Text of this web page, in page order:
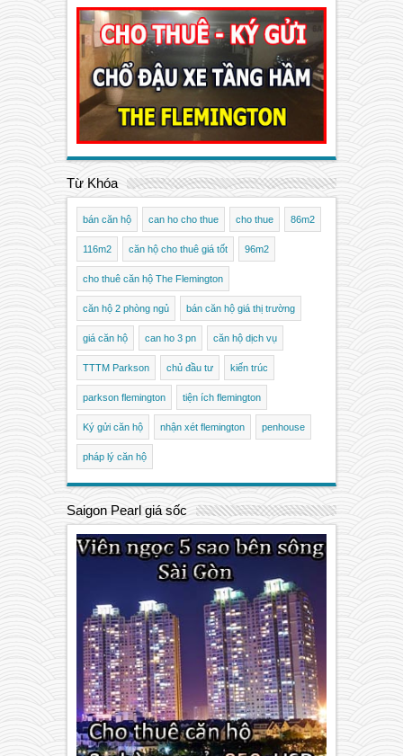
Từ Khóa
bán căn hộ can ho cho thue cho thue 86m2
116m2 căn hộ cho thuê giá tốt 96m2
cho thuê căn hộ The Flemington
căn hộ 2 phòng ngủ bán căn hộ giá thị trường
giá căn hộ can ho 3 pn căn hộ dịch vụ
TTTM Parkson chủ đầu tư kiến trúc
parkson flemington tiện ích flemington
Ký gửi căn hộ nhận xét flemington penhouse
pháp lý căn hộ
Saigon Pearl giá sốc